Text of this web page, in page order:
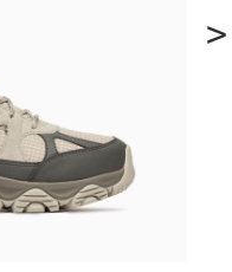
>